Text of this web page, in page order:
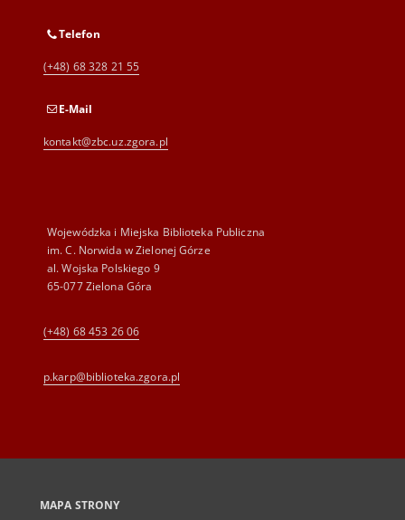
Telefon
(+48) 68 328 21 55
E-Mail
kontakt@zbc.uz.zgora.pl
Wojewódzka i Miejska Biblioteka Publiczna
im. C. Norwida w Zielonej Górze
al. Wojska Polskiego 9
65-077 Zielona Góra
(+48) 68 453 26 06
p.karp@biblioteka.zgora.pl
MAPA STRONY